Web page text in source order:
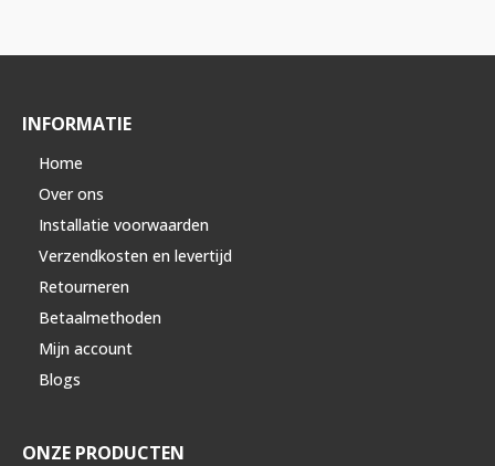
INFORMATIE
Home
Over ons
Installatie voorwaarden
Verzendkosten en levertijd
Retourneren
Betaalmethoden
Mijn account
Blogs
ONZE PRODUCTEN